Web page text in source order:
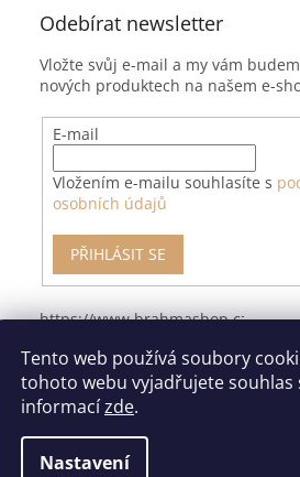
Tento web používá soubory
tohoto webu vyjadřujete souhlas
informacízde.
Nastavení
Odebírat newsletter
Vložte svůj e-mail a my vám
nových produktech na našem e-
E-mail
Vložením e-mailu souhlasíte s
osobních údajů
PŘIHLÁSIT SE
https://www.brahmashop.cz/
smlouvy/
práva vyhrazena.